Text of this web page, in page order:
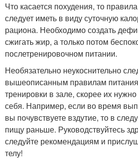
Что касается похудения, то
следует иметь в виду суточную
рациона. Необходимо создать
сжигать жир, а только потом
послетренировочном питании.
Необязательно неукоснительно
вышеописанным правилам
тренировки в зале, скорее их
себя. Например, если во время
вы почувствуете вздутие, то в
пищу раньше. Руководствуйтесь
следуйте рекомендациям и
телу!